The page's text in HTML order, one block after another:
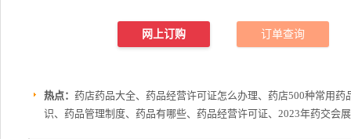
网上订购 订单查询
热点： 药店药品大全、药品经营许可证怎么办理、药店500种常用
识、药品管理制度、药品有哪些、药品经营许可证、2023年药交会